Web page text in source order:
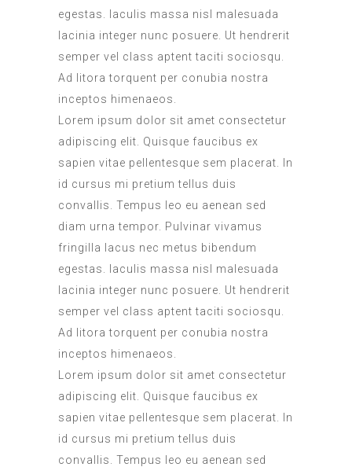
egestas. Iaculis massa nisl malesuada
lacinia integer nunc posuere. Ut hendrerit
semper vel class aptent taciti sociosqu.
Ad litora torquent per conubia nostra
inceptos himenaeos.
Lorem ipsum dolor sit amet consectetur
adipiscing elit. Quisque faucibus ex
sapien vitae pellentesque sem placerat. In
id cursus mi pretium tellus duis
convallis. Tempus leo eu aenean sed
diam urna tempor. Pulvinar vivamus
fringilla lacus nec metus bibendum
egestas. Iaculis massa nisl malesuada
lacinia integer nunc posuere. Ut hendrerit
semper vel class aptent taciti sociosqu.
Ad litora torquent per conubia nostra
inceptos himenaeos.
Lorem ipsum dolor sit amet consectetur
adipiscing elit. Quisque faucibus ex
sapien vitae pellentesque sem placerat. In
id cursus mi pretium tellus duis
convallis. Tempus leo eu aenean sed